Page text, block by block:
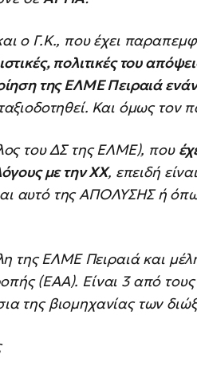
ο Γ.Κ., που έχει
πολιτικές του
της ΕΛΜΕ Πειραιά
Και όμως τον
του ΔΣ της ΕΛΜΕ), που
με την ΧΧ, επειδή
αυτό της ΑΠΟΛΥΣΗΣ ή
της ΕΛΜΕ Πειραιά και
(ΕΑΑ). Είναι 3 από
της βιομηχανίας των